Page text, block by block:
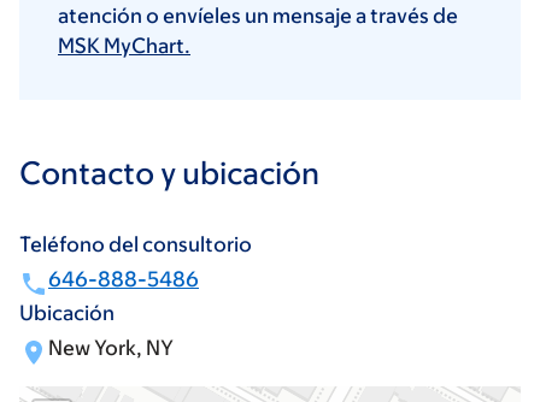
atención o envíeles un mensaje a través de
MSK MyChart.
Contacto y ubicación
Teléfono del consultorio
646-888-5486
Ubicación
New York, NY